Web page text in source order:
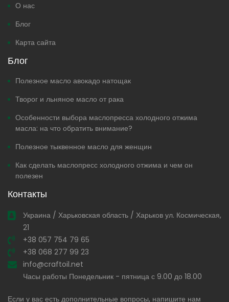
О нас
Блог
Карта сайта
Блог
Полезное масло авокадо натощак
Творог и льняное масло от рака
Особенности выбора маслопресса холодного отжима
масла: на что обратить внимание?
Полезное тыквенное масло для женщин
Как сделать маслопресс холодного отжима и чем он
полезен
Контакты
Украина / Харьковская область / Харьков ул. Космическая,
21
+38 057 754 79 65
+38 068 277 99 23
info@craftoil.net
Часы работы Понедельник - пятница с 9.00 до 18.00
Если у вас есть дополнительные вопросы, напишите нам